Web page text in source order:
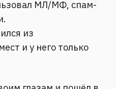
МЛ/МФ, спам-
из
и у него только